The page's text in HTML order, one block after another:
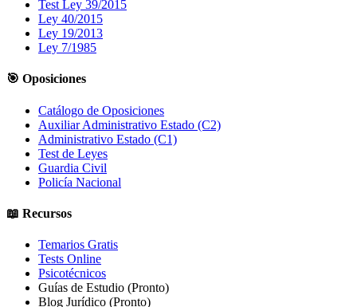
Test Ley 39/2015
Ley 40/2015
Ley 19/2013
Ley 7/1985
🎯 Oposiciones
Catálogo de Oposiciones
Auxiliar Administrativo Estado (C2)
Administrativo Estado (C1)
Test de Leyes
Guardia Civil
Policía Nacional
📖 Recursos
Temarios Gratis
Tests Online
Psicotécnicos
Guías de Estudio (Pronto)
Blog Jurídico (Pronto)